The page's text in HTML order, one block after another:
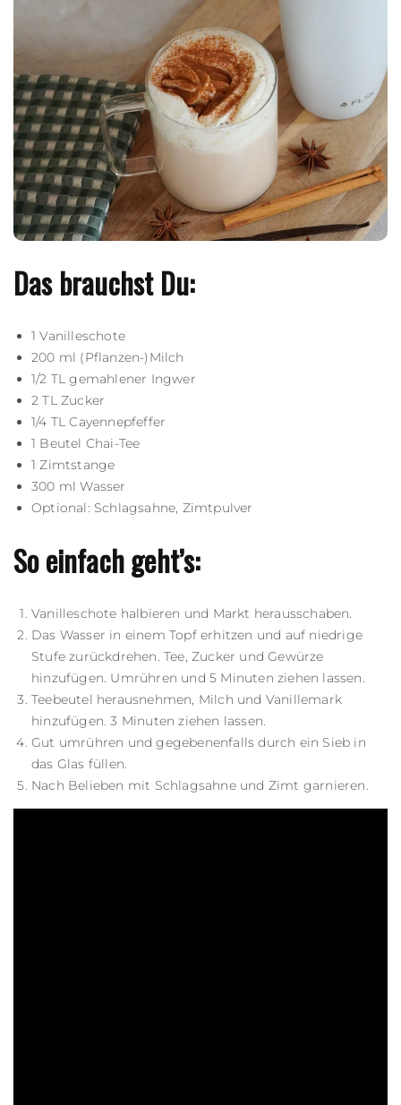
Das brauchst Du:
1 Vanilleschote
200 ml (Pflanzen-)Milch
1/2 TL gemahlener Ingwer
2 TL Zucker
1/4 TL Cayennepfeffer
1 Beutel Chai-Tee
1 Zimtstange
300 ml Wasser
Optional: Schlagsahne, Zimtpulver
So einfach geht’s:
Vanilleschote halbieren und Markt herausschaben.
Das Wasser in einem Topf erhitzen und auf niedrige
Stufe zurückdrehen. Tee, Zucker und Gewürze
hinzufügen. Umrühren und 5 Minuten ziehen lassen.
Teebeutel herausnehmen, Milch und Vanillemark
hinzufügen. 3 Minuten ziehen lassen.
Gut umrühren und gegebenenfalls durch ein Sieb in
das Glas füllen.
Nach Belieben mit Schlagsahne und Zimt garnieren.